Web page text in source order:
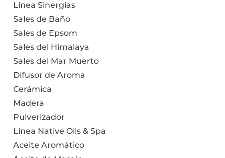
Línea Sinergías
Sales de Baño
Sales de Epsom
Sales del Himalaya
Sales del Mar Muerto
Difusor de Aroma
Cerámica
Madera
Pulverizador
Línea Native Oils & Spa
Aceite Aromático